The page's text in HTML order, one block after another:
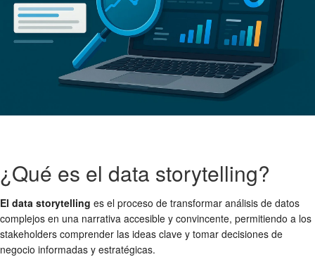
¿Qué es el data storytelling?
El data storytelling es el proceso de transformar análisis de datos
complejos en una narrativa accesible y convincente, permitiendo a los
stakeholders comprender las ideas clave y tomar decisiones de
negocio informadas y estratégicas.